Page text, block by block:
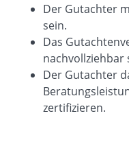
Der Gutachter
sein.
Das
nachvollziehbar
Der Gutachter
zertifizieren.